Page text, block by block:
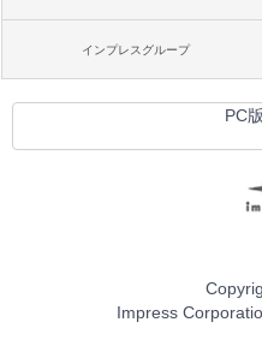
インプレスグループ
PC
Impress